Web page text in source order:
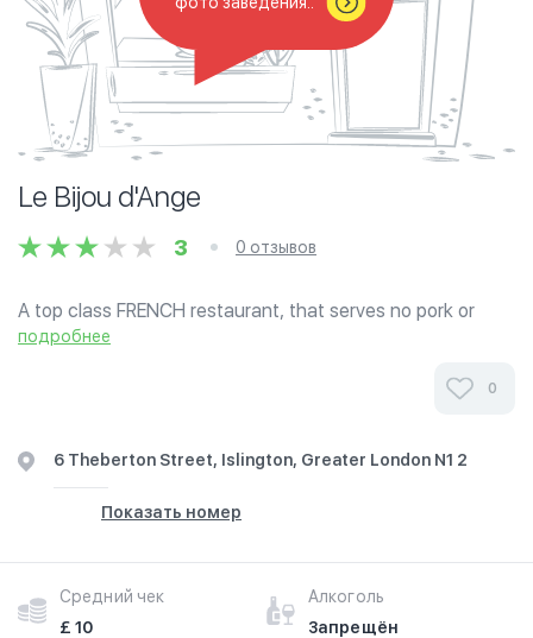
Le Bijou d'Ange
3 0 отзывов
A top class FRENCH restaurant, that serves no pork or
ham products. The chicken is halal and there are plenty of
подробнее
0
6 Theberton Street, Islington, Greater London N1 2
Показать номер
Средний чек
£ 10
Алкоголь
Запрещён